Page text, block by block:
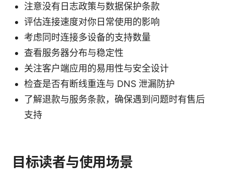
注意没有日志政策与数据保护条款
评估连接速度对你日常使用的影响
考虑同时连接多设备的支持数量
查看服务器分布与稳定性
关注客户端应用的易用性与安全设计
检查是否有断线重连与 DNS 泄漏防护
了解退款与服务条款，确保遇到问题时有售后
支持
目标读者与使用场景